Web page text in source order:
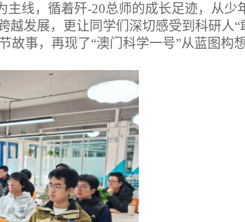
线，循着歼-20总师的成长足迹，从少
发展，更让同学们深切感受到科研人
事，再现了“澳门科学一号”从蓝图构